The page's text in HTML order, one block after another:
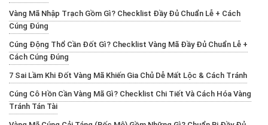
Vàng Mã Nhập Trạch Gồm Gì? Checklist Đầy Đủ Chuẩn Lễ + Cách
Cúng Đúng
Cúng Động Thổ Cần Đốt Gì? Checklist Vàng Mã Đầy Đủ Chuẩn Lễ +
Cách Cúng Đúng
7 Sai Lầm Khi Đốt Vàng Mã Khiến Gia Chủ Dễ Mất Lộc & Cách Tránh
Cúng Cô Hồn Cần Vàng Mã Gì? Checklist Chi Tiết Và Cách Hóa Vàng
Tránh Tán Tài